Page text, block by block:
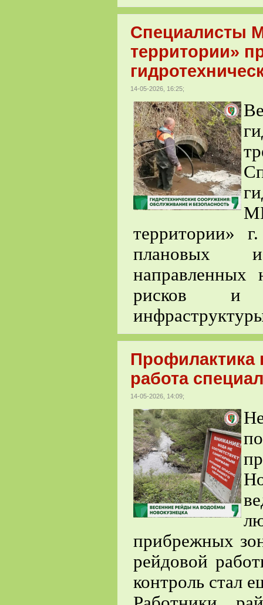
Специалисты
территории»
14-05-2026, 16:25;
территории»
плановых и
направленных
рисков и
Профилактика
работа
14-05-2026, 14:09;
прибрежных
рейдовой
контроль стал